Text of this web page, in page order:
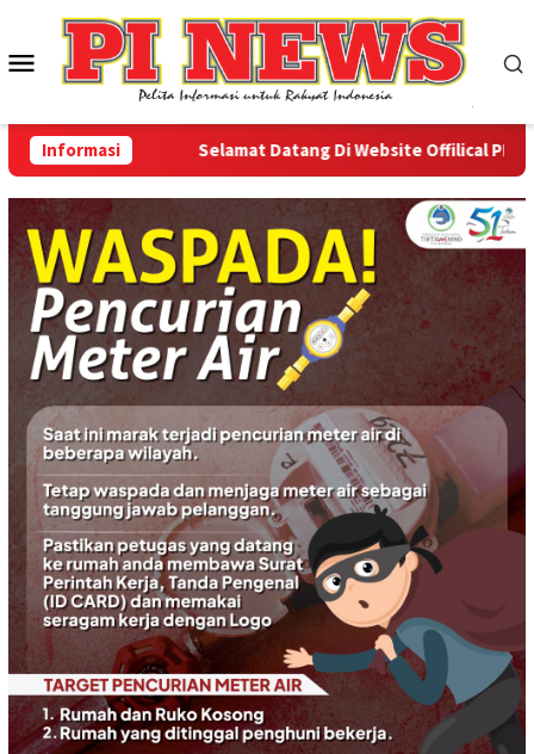
konten
Menu
Mobile
Informasi Selamat Datang Di Website Offilical PI-